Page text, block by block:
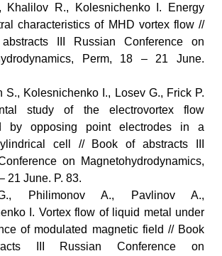
Khalilov R., Kolesnichenko I. Energy
characteristics of MHD vortex flow //
III Russian Conference on
Perm, 18 – 21 June.
S., Kolesnichenko I., Losev G., Frick P.
study of the electrovortex flow
by opposing point electrodes in a
cell // Book of abstracts III
on Magnetohydrodynamics,
21 June. P. 83.
Philimonov A., Pavlinov A.,
I. Vortex flow of liquid metal under
of modulated magnetic field // Book
III Russian Conference on